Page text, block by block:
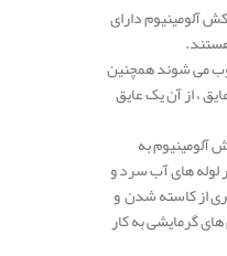
آلومینیوم دارای
می شوند همچنین
، از آن یک عایق
آلومینیوم به
لوله های آب سرد و
از کاسته شدن و
گرمایشی به کار